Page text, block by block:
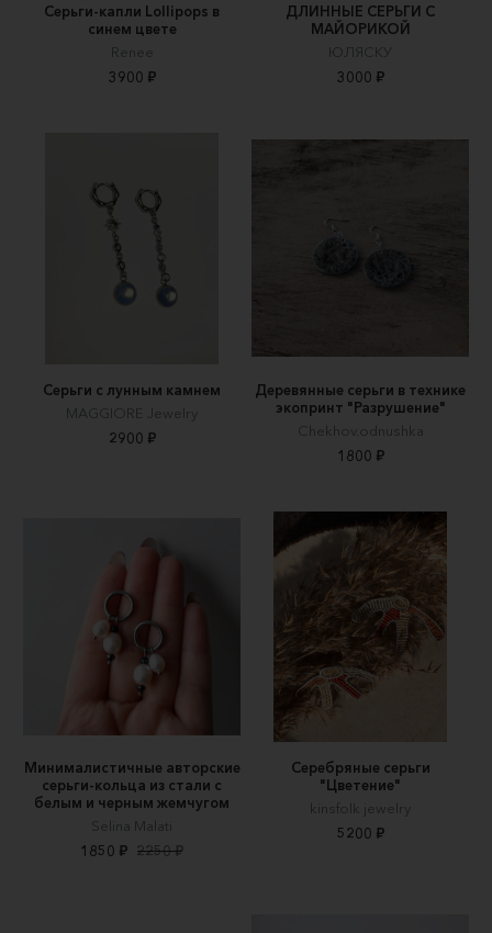
Серьги-капли Lollipops в
синем цвете
Renee
3900 ₽
ДЛИННЫЕ СЕРЬГИ С
МАЙОРИКОЙ
ЮЛЯСКУ
3000 ₽
Серьги с лунным камнем
MAGGIORE Jewelry
2900 ₽
Деревянные серьги в технике
экопринт "Разрушение"
Chekhov.odnushka
1800 ₽
Минималистичные авторские
серьги-кольца из стали с
белым и черным жемчугом
Selina Malati
1850 ₽ 2250 ₽
Серебряные серьги
"Цветение"
kinsfolk jewelry
5200 ₽